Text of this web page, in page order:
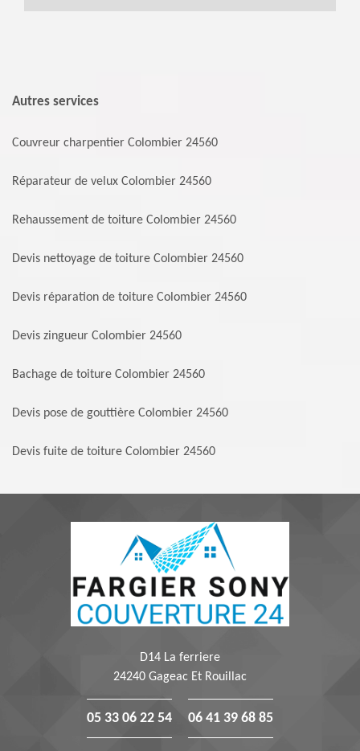
Autres services
Couvreur charpentier Colombier 24560
Réparateur de velux Colombier 24560
Rehaussement de toiture Colombier 24560
Devis nettoyage de toiture Colombier 24560
Devis réparation de toiture Colombier 24560
Devis zingueur Colombier 24560
Bachage de toiture Colombier 24560
Devis pose de gouttière Colombier 24560
Devis fuite de toiture Colombier 24560
D14 La ferriere
24240 Gageac Et Rouillac
05 33 06 22 54 06 41 39 68 85